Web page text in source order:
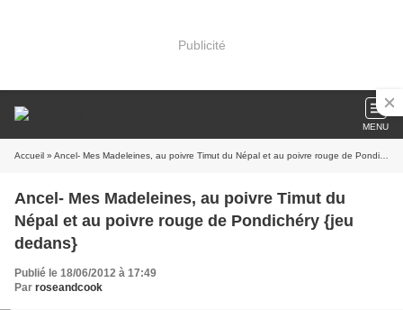
Publicité
MENU
Accueil » Ancel- Mes Madeleines, au poivre Timut du Népal et au poivre rouge de Pondichéry {jeu dedans}
Ancel- Mes Madeleines, au poivre Timut du
Népal et au poivre rouge de Pondichéry {jeu
dedans}
Publié le 18/06/2012 à 17:49
Par roseandcook